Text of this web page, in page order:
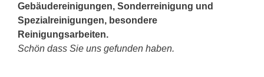
Gebäudereinigungen, Sonderreinigung und
Spezialreinigungen, besondere
Reinigungsarbeiten.
Schön dass Sie uns gefunden haben.